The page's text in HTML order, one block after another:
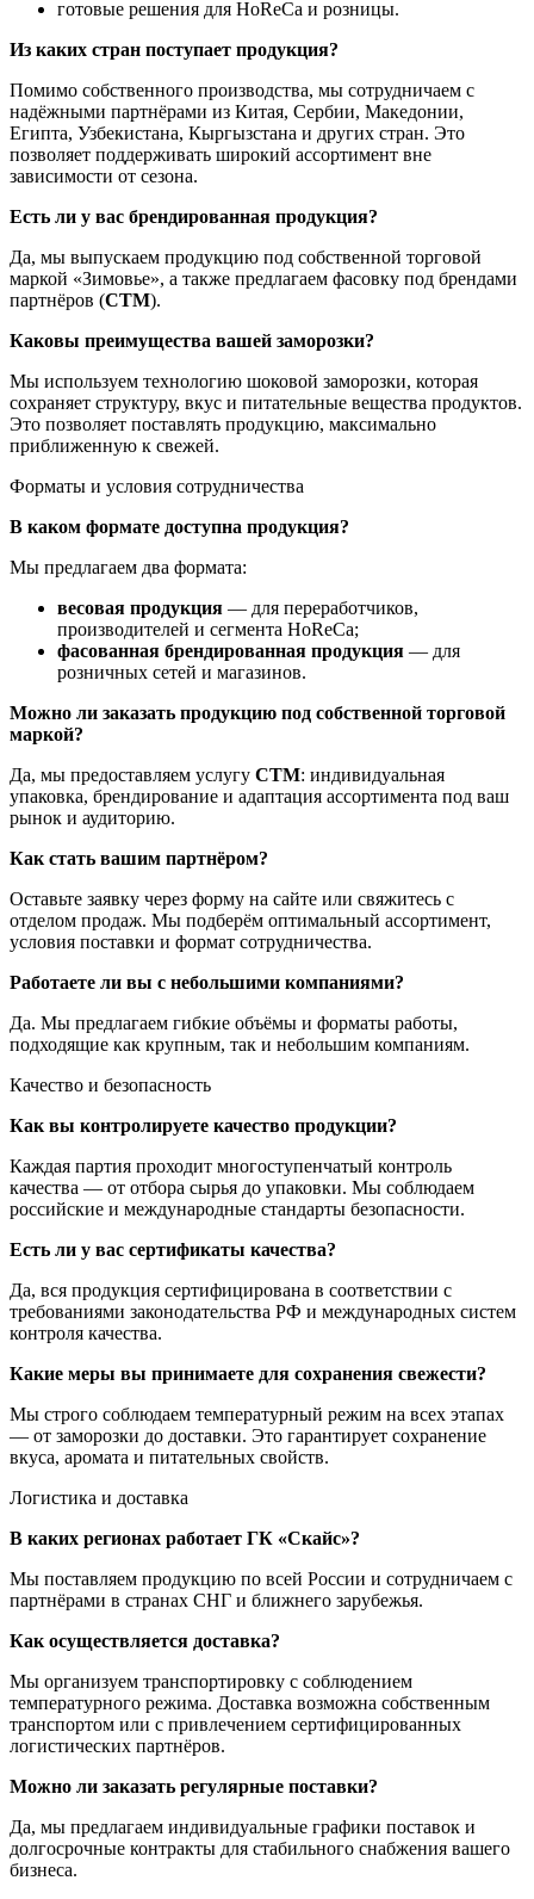
готовые решения для HoReCa и розницы.
Из каких стран поступает продукция?
Помимо собственного производства, мы сотрудничаем с
надёжными партнёрами из Китая, Сербии, Македонии,
Египта, Узбекистана, Кыргызстана и других стран. Это
позволяет поддерживать широкий ассортимент вне
зависимости от сезона.
Есть ли у вас брендированная продукция?
Да, мы выпускаем продукцию под собственной торговой
маркой «Зимовье», а также предлагаем фасовку под брендами
партнёров (СТМ).
Каковы преимущества вашей заморозки?
Мы используем технологию шоковой заморозки, которая
сохраняет структуру, вкус и питательные вещества продуктов.
Это позволяет поставлять продукцию, максимально
приближенную к свежей.
Форматы и условия сотрудничества
В каком формате доступна продукция?
Мы предлагаем два формата:
весовая продукция — для переработчиков,
производителей и сегмента HoReCa;
фасованная брендированная продукция — для
розничных сетей и магазинов.
Можно ли заказать продукцию под собственной торговой
маркой?
Да, мы предоставляем услугу СТМ: индивидуальная
упаковка, брендирование и адаптация ассортимента под ваш
рынок и аудиторию.
Как стать вашим партнёром?
Оставьте заявку через форму на сайте или свяжитесь с
отделом продаж. Мы подберём оптимальный ассортимент,
условия поставки и формат сотрудничества.
Работаете ли вы с небольшими компаниями?
Да. Мы предлагаем гибкие объёмы и форматы работы,
подходящие как крупным, так и небольшим компаниям.
Качество и безопасность
Как вы контролируете качество продукции?
Каждая партия проходит многоступенчатый контроль
качества — от отбора сырья до упаковки. Мы соблюдаем
российские и международные стандарты безопасности.
Есть ли у вас сертификаты качества?
Да, вся продукция сертифицирована в соответствии с
требованиями законодательства РФ и международных систем
контроля качества.
Какие меры вы принимаете для сохранения свежести?
Мы строго соблюдаем температурный режим на всех этапах
— от заморозки до доставки. Это гарантирует сохранение
вкуса, аромата и питательных свойств.
Логистика и доставка
В каких регионах работает ГК «Скайс»?
Мы поставляем продукцию по всей России и сотрудничаем с
партнёрами в странах СНГ и ближнего зарубежья.
Как осуществляется доставка?
Мы организуем транспортировку с соблюдением
температурного режима. Доставка возможна собственным
транспортом или с привлечением сертифицированных
логистических партнёров.
Можно ли заказать регулярные поставки?
Да, мы предлагаем индивидуальные графики поставок и
долгосрочные контракты для стабильного снабжения вашего
бизнеса.